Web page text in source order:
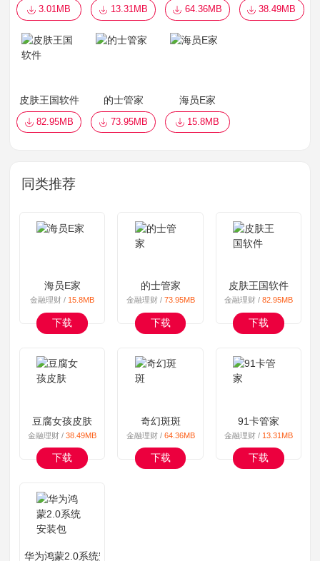
3.01MB 13.31MB 64.36MB 38.49MB
皮肤王国软件
82.95MB
的士管家
73.95MB
海员E家
15.8MB
同类推荐
海员E家
金融理财 / 15.8MB
下载
的士管家
金融理财 / 73.95MB
下载
皮肤王国软件
金融理财 /82.95MB
下载
豆腐女孩皮肤
金融理财 / 38.49MB
下载
奇幻斑斑
金融理财 / 64.36MB
下载
91卡管家
金融理财 / 13.31MB
下载
华为鸿蒙2.0系统安装包